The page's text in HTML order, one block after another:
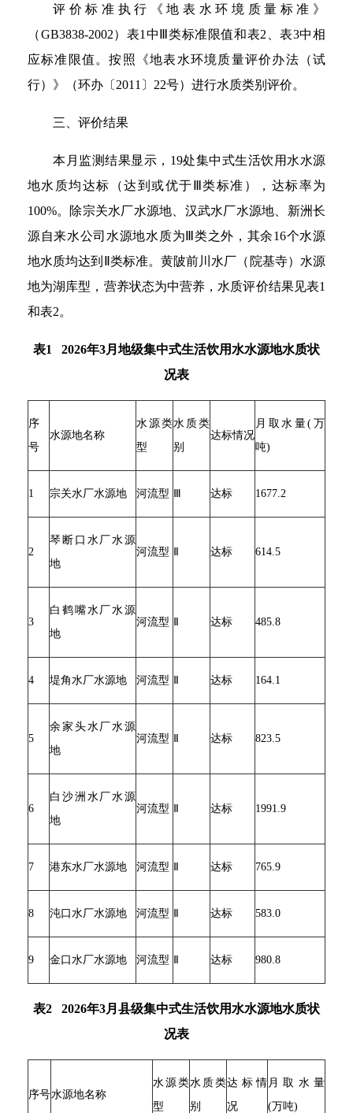
评价标准执行《地表水环境质量标准》
（GB3838-2002）表1中Ⅲ类标准限值和表2、表3中相
应标准限值。按照《地表水环境质量评价办法（试
行）》（环办〔2011〕22号）进行水质类别评价。
三、评价结果
本月监测结果显示，19处集中式生活饮用水水源
地水质均达标（达到或优于Ⅲ类标准），达标率为
100%。除宗关水厂水源地、汉武水厂水源地、新洲长
源自来水公司水源地水质为Ⅲ类之外，其余16个水源
地水质均达到Ⅱ类标准。黄陂前川水厂（院基寺）水源
地为湖库型，营养状态为中营养，水质评价结果见表1
和表2。
表1 2026年3月地级集中式生活饮用水水源地水质状
况表
序
号
水源地名称
水源类
型
水质类
别
达标情况
月取水量(万
吨)
1 宗关水厂水源地 河流型 达标 1677.2
2
琴断口水厂水源
地
河流型 达标 614.5
3
白鹤嘴水厂水源
地
河流型 达标 485.8
4 堤角水厂水源地 河流型 达标 164.1
5
余家头水厂水源
地
河流型 达标 823.5
6
白沙洲水厂水源
地
河流型 达标 1991.9
7 港东水厂水源地 河流型 达标 765.9
8 沌口水厂水源地 河流型 达标 583.0
9 金口水厂水源地 河流型 达标 980.8
表2 2026年3月县级集中式生活饮用水水源地水质状
况表
序号水源地名称
水源类
型
水质类
别
达标情
况
月取水量
(万吨)